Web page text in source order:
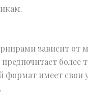
зависит от
имеет свои